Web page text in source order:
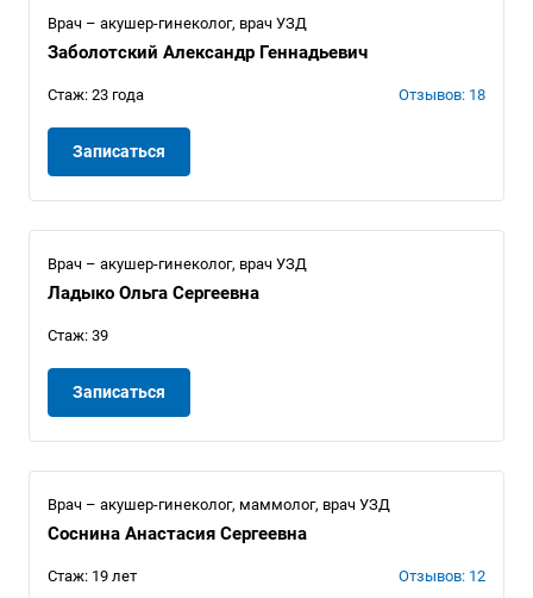
Врач – акушер-гинеколог, врач УЗД
Заболотский Александр Геннадьевич
Стаж: 23 года Отзывов: 18
Записаться
Врач – акушер-гинеколог, врач УЗД
Ладыко Ольга Сергеевна
Стаж: 39
Записаться
Врач – акушер-гинеколог, маммолог, врач УЗД
Соснина Анастасия Сергеевна
Стаж: 19 лет Отзывов: 12